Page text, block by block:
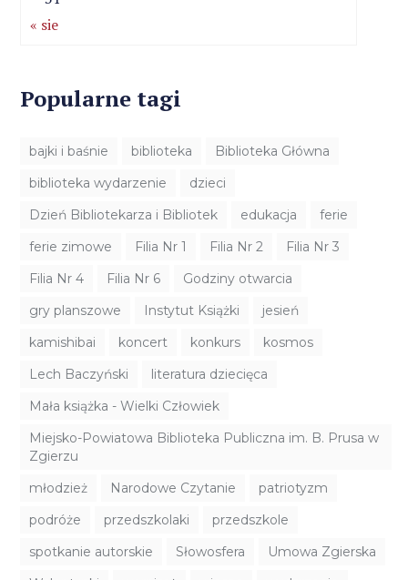
« sie
Popularne tagi
bajki i baśnie biblioteka
Biblioteka Główna
biblioteka wydarzenie
dzieci
Dzień Bibliotekarza i Bibliotek
edukacja
ferie
ferie zimowe
Filia Nr 1 Filia Nr 2
Filia Nr 3
Filia Nr 4
Filia Nr 6
Godziny otwarcia
gry planszowe
Instytut Książki
jesień
kamishibai
koncert konkurs
kosmos
Lech Baczyński
literatura dziecięca
Mała książka - Wielki Człowiek
Miejsko-Powiatowa Biblioteka Publiczna im. B. Prusa w
Zgierzu
młodzież
Narodowe Czytanie
patriotyzm
podróże
przedszkolaki
przedszkole
spotkanie autorskie
Słowosfera
Umowa Zgierska